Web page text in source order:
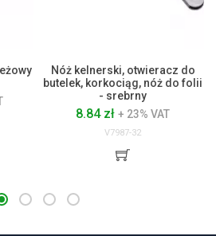
Nóż kelnerski, otwieracz do
butelek, korkociąg, nóż do folii
- srebrny
8.84 zł + 23% VAT
V7987-32